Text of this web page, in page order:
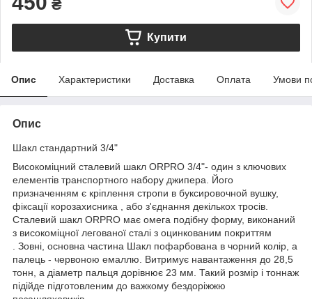
₴
Купити
Опис Характеристики Доставка Оплата Умови
Опис
Шакл стандартний 3/4"
Високоміцний сталевий шакл ORPRO 3/4"- один з ключових
елементів транспортного набору джипера. Його
призначенням є кріплення стропи в буксировочной вушку,
фіксації корозахисника , або з'єднання декількох тросів.
Сталевий шакл ORPRO має омега подібну форму, виконаний
з високоміцної легованої сталі з оцинкованим покриттям
. Зовні, основна частина Шакл пофарбована в чорний колір, а
палець - червоною емаллю. Витримує навантаження до 28,5
тонн, а діаметр пальця дорівнює 23 мм. Такий розмір і тоннаж
підійде підготовленим до важкому бездоріжжю